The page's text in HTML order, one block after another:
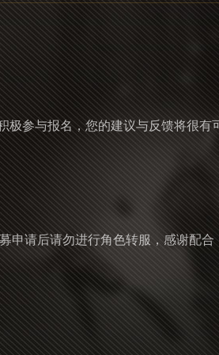
参与报名，您的建议与反馈将很
申请后请勿进行角色转服，感谢配合